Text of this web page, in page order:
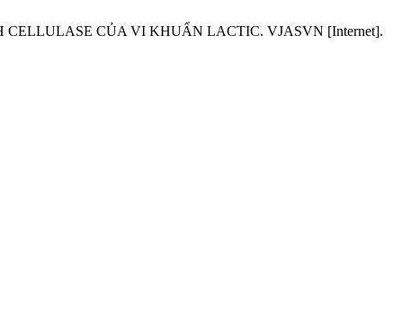
CỦA VI KHUẨN LACTIC. VJASVN [Internet].